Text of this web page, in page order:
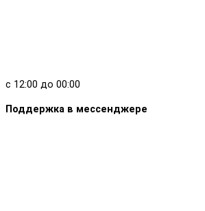
с 12:00 до 00:00
Поддержка в мессенджере